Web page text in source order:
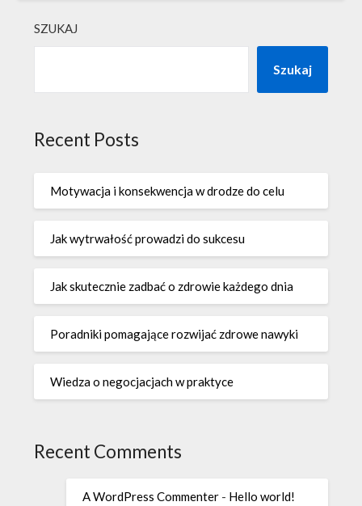
SZUKAJ
Szukaj
Recent Posts
Motywacja i konsekwencja w drodze do celu
Jak wytrwałość prowadzi do sukcesu
Jak skutecznie zadbać o zdrowie każdego dnia
Poradniki pomagające rozwijać zdrowe nawyki
Wiedza o negocjacjach w praktyce
Recent Comments
A WordPress Commenter - Hello world!